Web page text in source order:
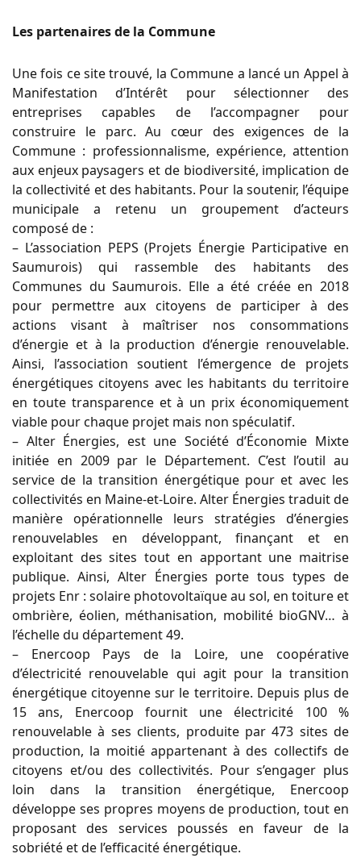
Les partenaires de la Commune
Une fois ce site trouvé, la Commune a lancé un Appel à
Manifestation d’Intérêt pour sélectionner des
entreprises capables de l’accompagner pour
construire le parc. Au cœur des exigences de la
Commune : professionnalisme, expérience, attention
aux enjeux paysagers et de biodiversité, implication de
la collectivité et des habitants. Pour la soutenir, l’équipe
municipale a retenu un groupement d’acteurs
composé de :
– L’association PEPS (Projets Énergie Participative en
Saumurois) qui rassemble des habitants des
Communes du Saumurois. Elle a été créée en 2018
pour permettre aux citoyens de participer à des
actions visant à maîtriser nos consommations
d’énergie et à la production d’énergie renouvelable.
Ainsi, l’association soutient l’émergence de projets
énergétiques citoyens avec les habitants du territoire
en toute transparence et à un prix économiquement
viable pour chaque projet mais non spéculatif.
– Alter Énergies, est une Société d’Économie Mixte
initiée en 2009 par le Département. C’est l’outil au
service de la transition énergétique pour et avec les
collectivités en Maine-et-Loire. Alter Énergies traduit de
manière opérationnelle leurs stratégies d’énergies
renouvelables en développant, finançant et en
exploitant des sites tout en apportant une maitrise
publique. Ainsi, Alter Énergies porte tous types de
projets Enr : solaire photovoltaïque au sol, en toiture et
ombrière, éolien, méthanisation, mobilité bioGNV… à
l’échelle du département 49.
– Enercoop Pays de la Loire, une coopérative
d’électricité renouvelable qui agit pour la transition
énergétique citoyenne sur le territoire. Depuis plus de
15 ans, Enercoop fournit une électricité 100 %
renouvelable à ses clients, produite par 473 sites de
production, la moitié appartenant à des collectifs de
citoyens et/ou des collectivités. Pour s’engager plus
loin dans la transition énergétique, Enercoop
développe ses propres moyens de production, tout en
proposant des services poussés en faveur de la
sobriété et de l’efficacité énergétique.